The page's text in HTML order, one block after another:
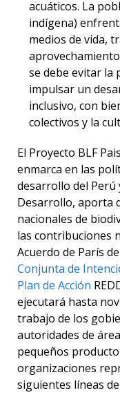
acuáticos. La
indígena)
medios de vida,
se debe evitar la
impulsar un
inclusivo, con
colectivos y la
El Proyecto BLF
enmarca en las
desarrollo del Perú
Desarrollo, aporta
nacionales de
las contribuciones
Acuerdo de París
Conjunta de
Plan de Acción
ejecutará hasta
trabajo de los
autoridades de
pequeños
organizaciones
siguientes líneas